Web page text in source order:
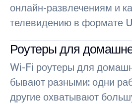
онлайн-развлечениям и
телевидению в формате
Роутеры для
Wi-Fi роутеры для
бывают разными: одни
другие охватывают